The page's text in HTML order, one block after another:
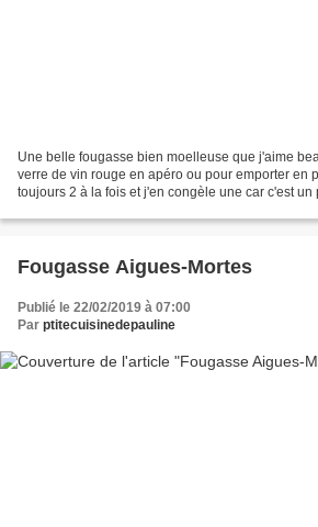
Une belle fougasse bien moelleuse que j'aime
verre de vin rouge en apéro ou pour emporter en
toujours 2 à la fois et j'en congèle une car c'est un
Fougasse Aigues-Mortes
Publié le 22/02/2019 à 07:00
Par ptitecuisinedepauline